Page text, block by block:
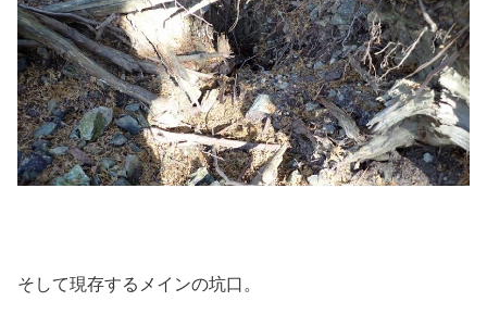
そして現存するメインの坑口。